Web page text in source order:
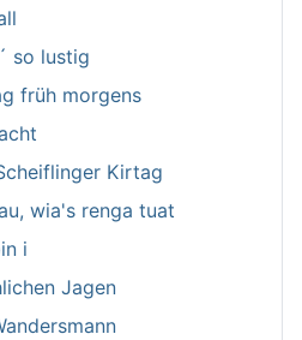
so lustig
früh morgens
Kirtag
wia's renga tuat
i
Jagen